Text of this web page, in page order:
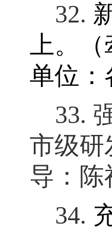
32.
上。
单位：
33.
市级研
导：陈
34.